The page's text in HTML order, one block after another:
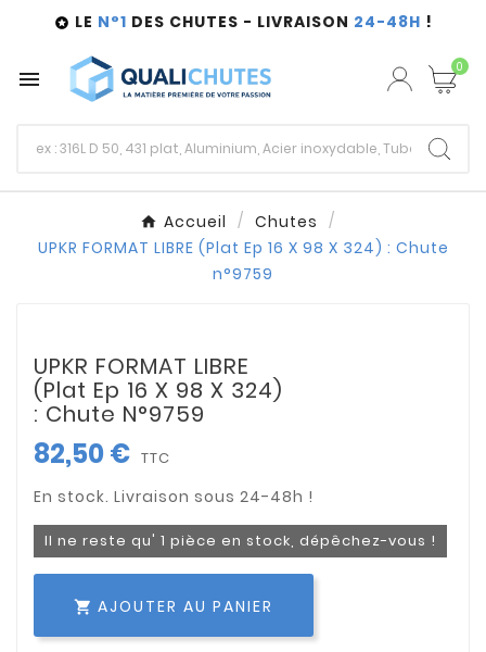
 LE N°1 DES CHUTES - LIVRAISON 24-48H !
 0
Accueil
Chutes
UPKR FORMAT LIBRE (Plat Ep 16 X 98 X 324) : Chute
n°9759
UPKR FORMAT LIBRE
(Plat Ep 16 X 98 X 324)
: Chute N°9759
82,50 € TTC
Il ne reste qu' 1 pièce en stock, dépêchez-vous !
 AJOUTER AU PANIER